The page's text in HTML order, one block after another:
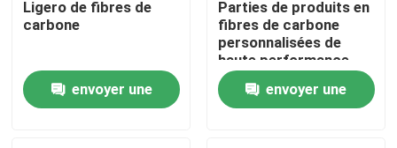
Produits
Ligero de fibres de
carbone
envoyer une
Parties de produits en
fibres de carbone
personnalisées de
haute performance
pour les industries
médicale et
automobile
envoyer une